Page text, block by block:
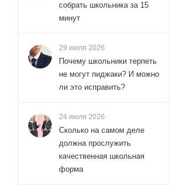
собрать школьника за 15
минут
29 июля 2026
Почему школьники терпеть
не могут пиджаки? И можно
ли это исправить?
24 июля 2026
Сколько на самом деле
должна прослужить
качественная школьная
форма